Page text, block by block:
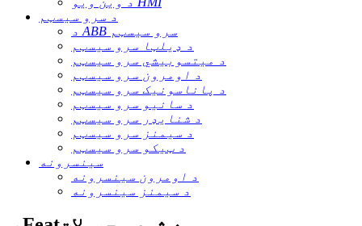
د سرو سیسټم
د ABB سرو سیسټم
د ډیلټا سرو سیسټم
د میتسوبیشي سرو سیسټم
د اومرون سرو سیسټم
د پاناسونیک سرو سیسټم
د سانیو سرو سیسټم
د شنایډر سرو سیسټم
د سیمنز سرو سیسټم
د ټیکو سرو سیسټم
سینسرونه
د اومرون سینسرونه
د سیمنز سینسرونه